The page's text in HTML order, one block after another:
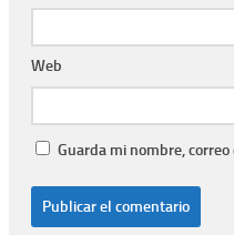
Web
Guarda mi nombre,